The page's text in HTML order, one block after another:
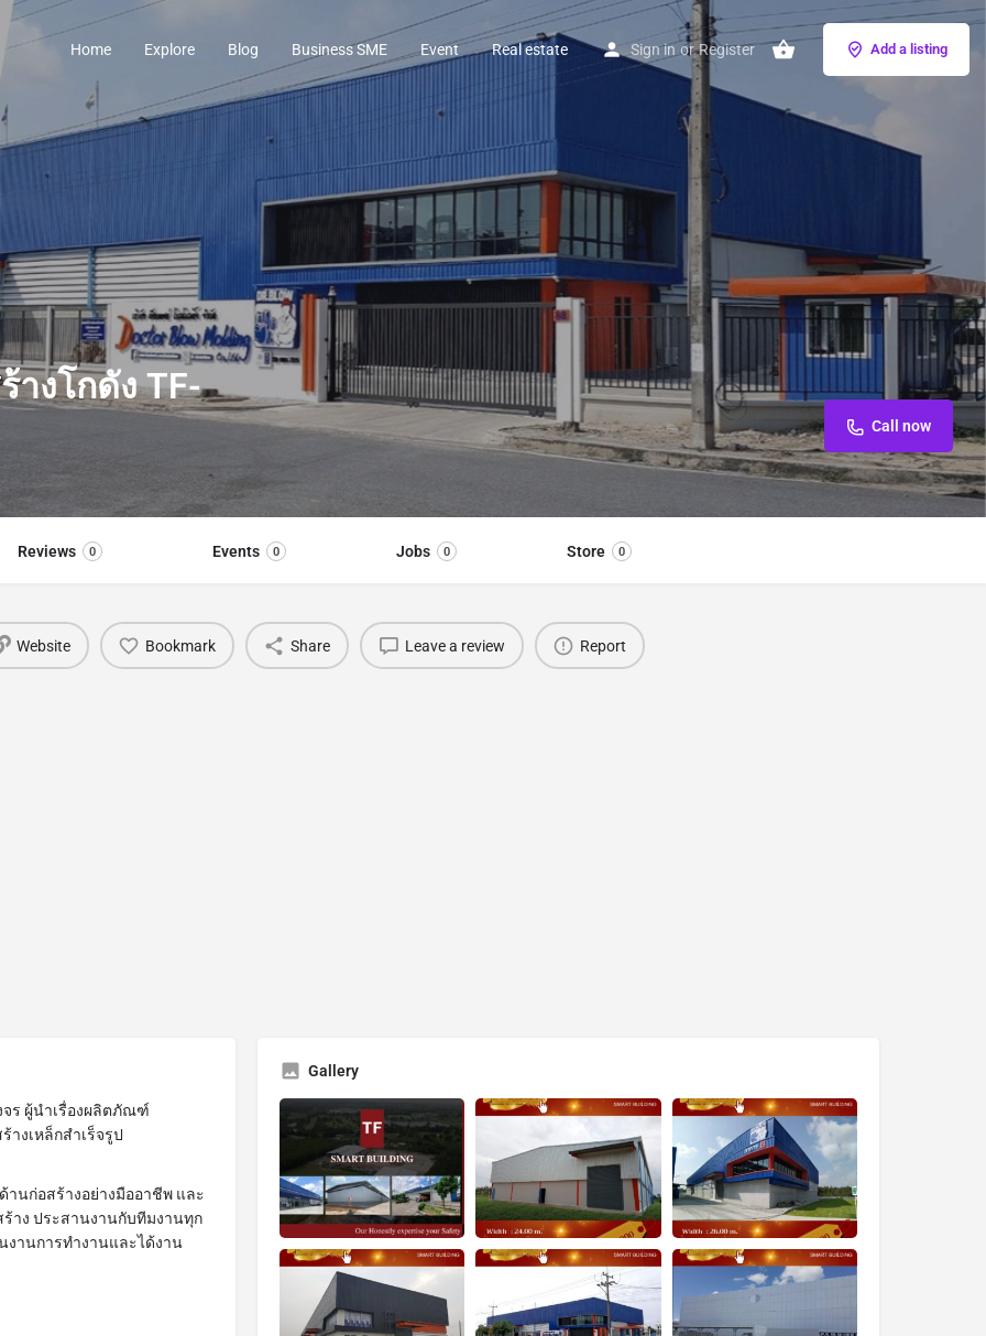
Home Explore Blog Business SME Event Real estate Sign in or Register Add a listing
างโกดัง TF-
Call now
Reviews 0 Events 0 Jobs 0 Store 0
Website Bookmark Share Leave a review Report
จร ผู้นำเรื่องผลิตภัณฑ์
งเหล็กสำเร็จรูป
นก่อสร้างอย่างมืออาชีพ และ
าง ประสานงานกับทีมงานทุก
งานการทำงานและได้งาน
Gallery